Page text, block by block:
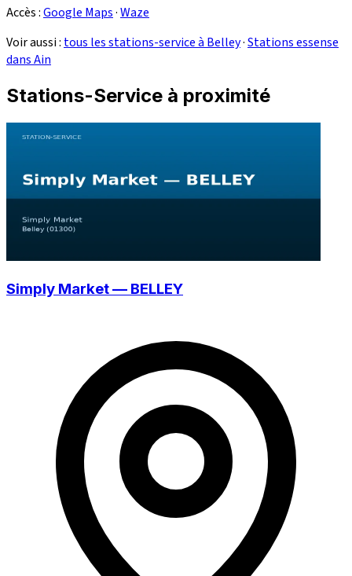
Accès :Google Maps·Waze
Voir aussi : tous les stations-service à Belley·Stations essense
dans Ain
Stations-Service à proximité
Simply Market — BELLEY